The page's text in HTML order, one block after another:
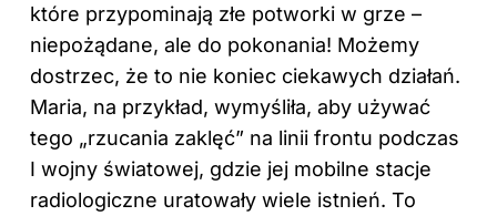
które przypominają złe potworki w grze –
niepożądane, ale do pokonania! Możemy
dostrzec, że to nie koniec ciekawych działań.
Maria, na przykład, wymyśliła, aby używać
tego „rzucania zaklęć” na linii frontu podczas
I wojny światowej, gdzie jej mobilne stacje
radiologiczne uratowały wiele istnień. To